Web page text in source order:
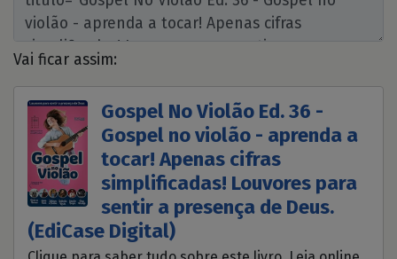
Vai ficar assim:
Gospel No Violão Ed. 36 -
Gospel no violão - aprenda a
tocar! Apenas cifras
simplificadas! Louvores para
sentir a presença de Deus.
(EdiCase Digital)